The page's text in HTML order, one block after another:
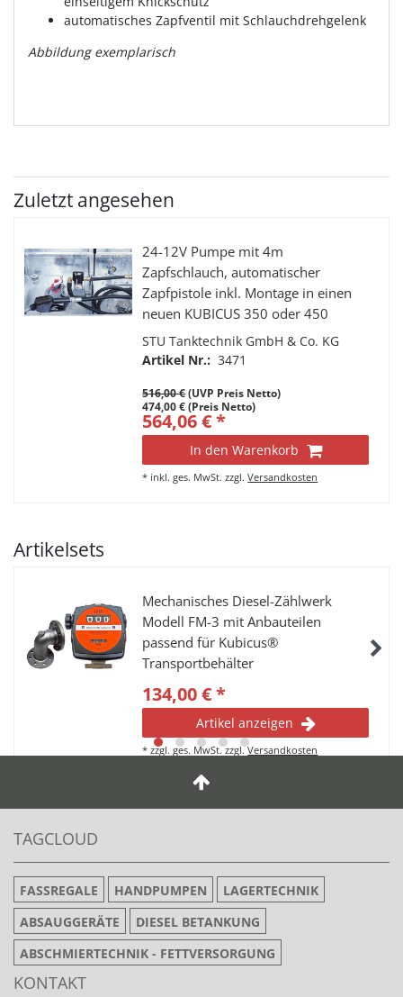
automatisches Zapfventil mit Schlauchdrehgelenk
Abbildung exemplarisch
Zuletzt angesehen
24-12V Pumpe mit 4m
Zapfschlauch, automatischer
Zapfpistole inkl. Montage in einen
neuen KUBICUS 350 oder 450
Transportbehälter
STU Tanktechnik GmbH & Co. KG
Artikel Nr.: 3471
516,00 €(UVP Preis Netto)
474,00 € (Preis Netto)
564,06 € *
In den Warenkorb
* inkl. ges. MwSt. zzgl.Versandkosten
Artikelsets
Mechanisches Diesel-Zählwerk
Modell FM-3 mit Anbauteilen
passend für Kubicus®
Transportbehälter
134,00 € *
Artikel anzeigen
*zzgl. ges. MwSt.zzgl.Versandkosten
TAGCLOUD
FASSREGALE HANDPUMPEN
LAGERTECHNIK
ABSAUGGERÄTE
DIESEL BETANKUNG
ABSCHMIERTECHNIK - FETTVERSORGUNG
KONTAKT